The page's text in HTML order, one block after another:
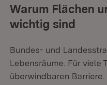
Warum Flächen
wichtig sind
Bundes- und
Lebensräume. Für viele
überwindbaren